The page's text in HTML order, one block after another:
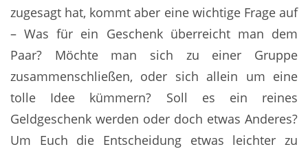
zugesagt hat, kommt aber eine wichtige Frage auf
– Was für ein Geschenk überreicht man dem
Paar? Möchte man sich zu einer Gruppe
zusammenschließen, oder sich allein um eine
tolle Idee kümmern? Soll es ein reines
Geldgeschenk werden oder doch etwas Anderes?
Um Euch die Entscheidung etwas leichter zu